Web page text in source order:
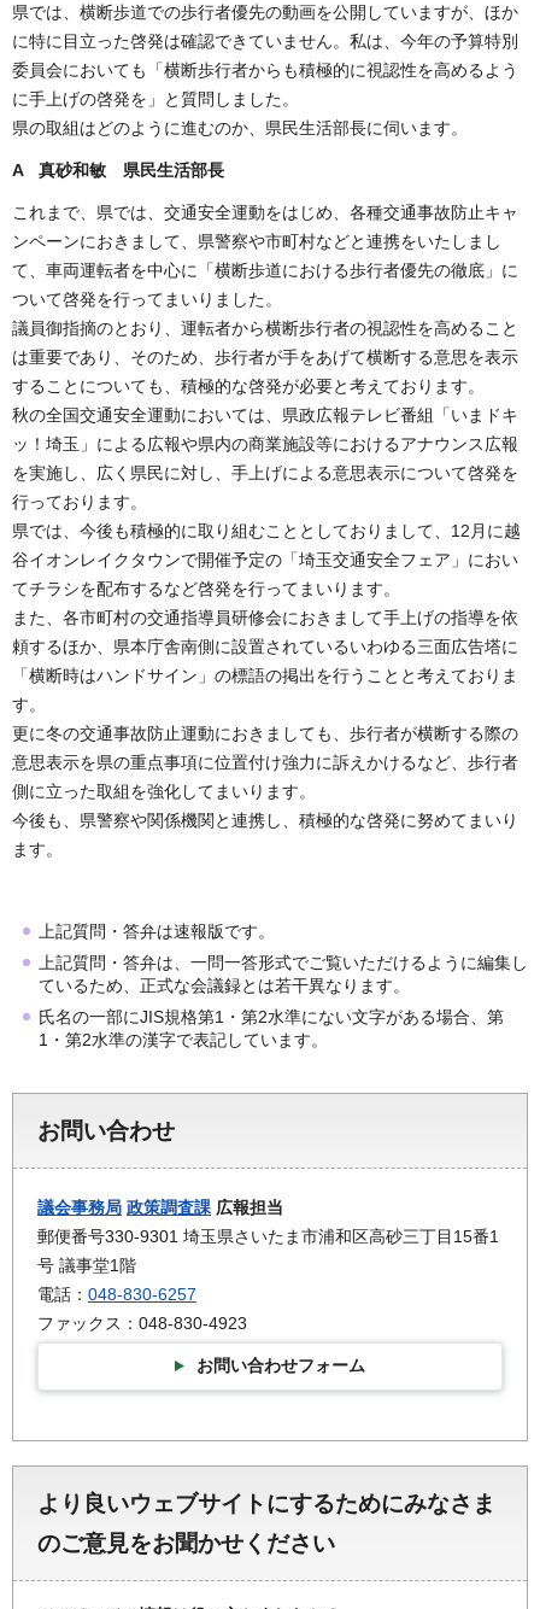
県では、横断歩道での歩行者優先の動画を公開していますが、ほか
に特に目立った啓発は確認できていません。私は、今年の予算特別
委員会においても「横断歩行者からも積極的に視認性を高めるよう
に手上げの啓発を」と質問しました。
県の取組はどのように進むのか、県民生活部長に伺います。
A 真砂和敏 県民生活部長
これまで、県では、交通安全運動をはじめ、各種交通事故防止キャ
ンペーンにおきまして、県警察や市町村などと連携をいたしまし
て、車両運転者を中心に「横断歩道における歩行者優先の徹底」に
ついて啓発を行ってまいりました。
議員御指摘のとおり、運転者から横断歩行者の視認性を高めること
は重要であり、そのため、歩行者が手をあげて横断する意思を表示
することについても、積極的な啓発が必要と考えております。
秋の全国交通安全運動においては、県政広報テレビ番組「いまドキ
ッ！埼玉」による広報や県内の商業施設等におけるアナウンス広報
を実施し、広く県民に対し、手上げによる意思表示について啓発を
行っております。
県では、今後も積極的に取り組むこととしておりまして、12月に越
谷イオンレイクタウンで開催予定の「埼玉交通安全フェア」におい
てチラシを配布するなど啓発を行ってまいります。
また、各市町村の交通指導員研修会におきまして手上げの指導を依
頼するほか、県本庁舎南側に設置されているいわゆる三面広告塔に
「横断時はハンドサイン」の標語の掲出を行うことと考えておりま
す。
更に冬の交通事故防止運動におきましても、歩行者が横断する際の
意思表示を県の重点事項に位置付け強力に訴えかけるなど、歩行者
側に立った取組を強化してまいります。
今後も、県警察や関係機関と連携し、積極的な啓発に努めてまいり
ます。
上記質問・答弁は速報版です。
上記質問・答弁は、一問一答形式でご覧いただけるように編集し
ているため、正式な会議録とは若干異なります。
氏名の一部にJIS規格第1・第2水準にない文字がある場合、第
1・第2水準の漢字で表記しています。
お問い合わせ
議会事務局 政策調査課 広報担当
郵便番号330-9301 埼玉県さいたま市浦和区高砂三丁目15番1
号 議事堂1階
電話： 048-830-6257
ファックス：048-830-4923
お問い合わせフォーム
より良いウェブサイトにするためにみなさま
のご意見をお聞かせください